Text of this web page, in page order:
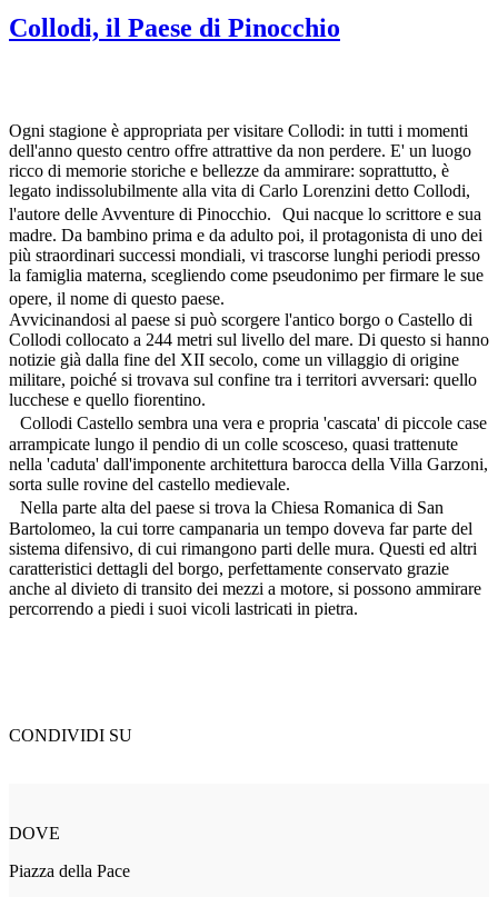
Collodi, il Paese di Pinocchio
Ogni stagione è appropriata per visitare Collodi: in tutti i momenti
dell'anno questo centro offre attrattive da non perdere. E' un luogo
ricco di memorie storiche e bellezze da ammirare: soprattutto, è
legato indissolubilmente alla vita di Carlo Lorenzini detto Collodi,
l'autore delle Avventure di Pinocchio. Qui nacque lo scrittore e sua
madre. Da bambino prima e da adulto poi, il protagonista di uno dei
più straordinari successi mondiali, vi trascorse lunghi periodi presso
la famiglia materna, scegliendo come pseudonimo per firmare le sue
opere, il nome di questo paese.
Avvicinandosi al paese si può scorgere l'antico borgo o Castello di
Collodi collocato a 244 metri sul livello del mare. Di questo si hanno
notizie già dalla fine del XII secolo, come un villaggio di origine
militare, poiché si trovava sul confine tra i territori avversari: quello
lucchese e quello fiorentino.
Collodi Castello sembra una vera e propria 'cascata' di piccole case
arrampicate lungo il pendio di un colle scosceso, quasi trattenute
nella 'caduta' dall'imponente architettura barocca della Villa Garzoni,
sorta sulle rovine del castello medievale.
Nella parte alta del paese si trova la Chiesa Romanica di San
Bartolomeo, la cui torre campanaria un tempo doveva far parte del
sistema difensivo, di cui rimangono parti delle mura. Questi ed altri
caratteristici dettagli del borgo, perfettamente conservato grazie
anche al divieto di transito dei mezzi a motore, si possono ammirare
percorrendo a piedi i suoi vicoli lastricati in pietra.
CONDIVIDI SU
DOVE
Piazza della Pace